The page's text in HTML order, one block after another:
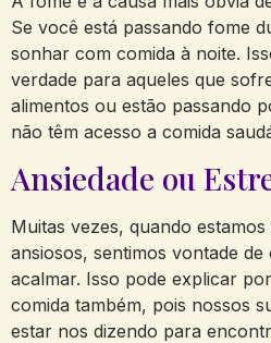
Se você está passando fome
sonhar com comida à noite.
verdade para aqueles que
alimentos ou estão passando
não têm acesso a comida
Ansiedade ou
Muitas vezes, quando
ansiosos, sentimos vontade
acalmar. Isso pode explicar
comida também, pois nossos
estar nos dizendo para